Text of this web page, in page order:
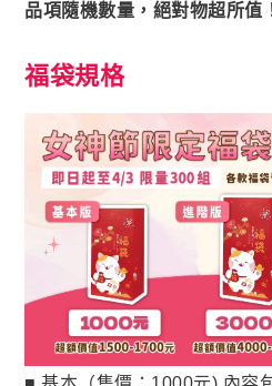
透亮．西印度櫻桃維他命Ｃ
🥇 世界品質評鑑-金獎
至尊・黑瑪卡+酵母鋅 (熱銷
飛龍．高純度左旋精胺酸 (熱銷
英雄．20倍南瓜籽+茄紅素
戰神．超級薑黃素+頂級紅蔘
順暢．470億ABC益生菌
貴妃．蔓越莓益生菌+甘露糖+維
極適．D-甘露糖
亮妍．美人酵素+穀胱甘肽
品項隨機數量，絕對物超所值
福袋規格